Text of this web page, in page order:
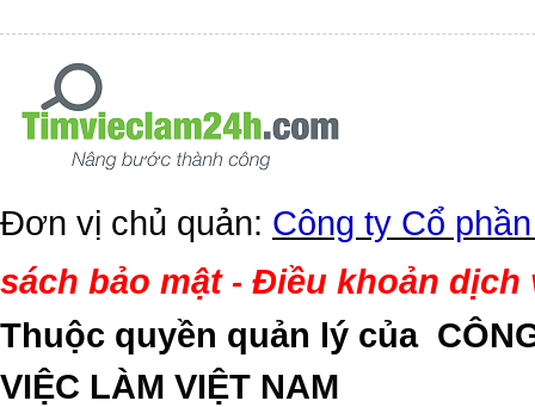
Đơn vị chủ quản: Công ty Cổ
sách bảo mật- Điều khoản dịch
Thuộc quyền quản lý của
VIỆC LÀM VIỆT NAM